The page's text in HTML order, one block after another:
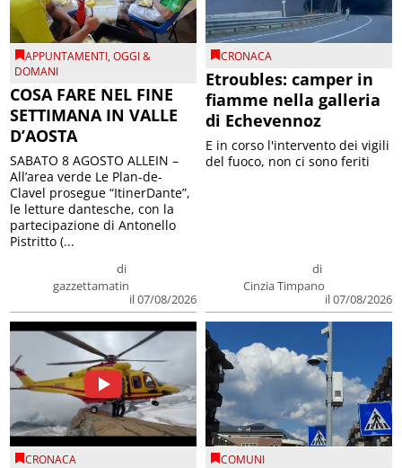
APPUNTAMENTI,OGGI &
DOMANI
COSA FARE NEL FINE
SETTIMANA IN VALLE
D’AOSTA
di
gazzettamatin
il 07/08/2026
SABATO 8 AGOSTO ALLEIN –
All’area verde Le Plan-de-
Clavel prosegue “ItinerDante”,
le letture dantesche, con la
partecipazione di Antonello
Pistritto (...
CRONACA
Etroubles: camper in
fiamme nella galleria
di Echevennoz
di
Cinzia Timpano
il 07/08/2026
E in corso l'intervento dei vigili
del fuoco, non ci sono feriti
CRONACA COMUNI